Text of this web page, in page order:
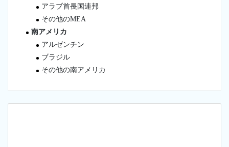
アラブ首長国連邦
その他のMEA
南アメリカ
アルゼンチン
ブラジル
その他の南アメリカ